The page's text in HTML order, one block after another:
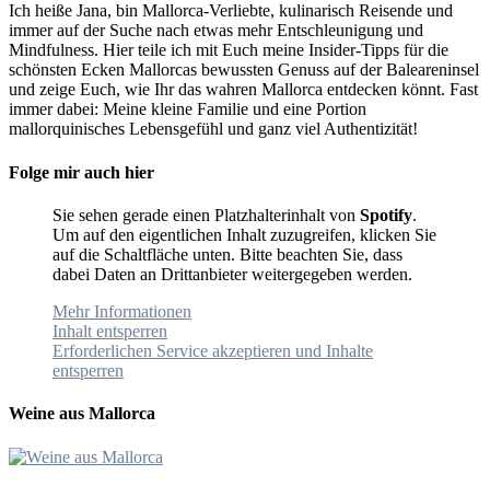
Ich heiße Jana, bin Mallorca-Verliebte, kulinarisch Reisende und
immer auf der Suche nach etwas mehr Entschleunigung und
Mindfulness. Hier teile ich mit Euch meine Insider-Tipps für die
schönsten Ecken Mallorcas bewussten Genuss auf der Baleareninsel
und zeige Euch, wie Ihr das wahren Mallorca entdecken könnt. Fast
immer dabei: Meine kleine Familie und eine Portion
mallorquinisches Lebensgefühl und ganz viel Authentizität!
Folge mir auch hier
Sie sehen gerade einen Platzhalterinhalt von Spotify.
Um auf den eigentlichen Inhalt zuzugreifen, klicken Sie
auf die Schaltfläche unten. Bitte beachten Sie, dass
dabei Daten an Drittanbieter weitergegeben werden.
Mehr Informationen
Inhalt entsperren
Erforderlichen Service akzeptieren und Inhalte
entsperren
Weine aus Mallorca